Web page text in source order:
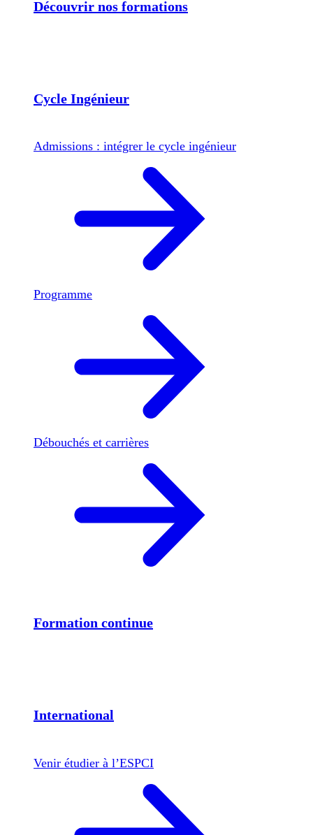
Découvrir nos formations
Cycle Ingénieur
Admissions : intégrer le cycle ingénieur
Programme
Débouchés et carrières
Formation continue
International
Venir étudier à l’ESPCI